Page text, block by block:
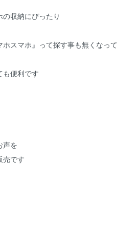
収納にぴったり
スマホ』って探す事も無くなって
も便利です
声を
売です